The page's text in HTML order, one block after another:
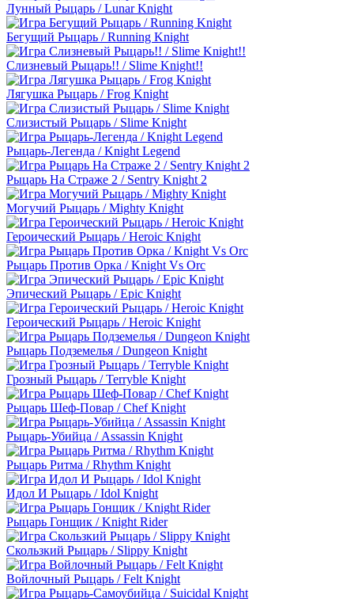
Лунный Рыцарь / Lunar Knight
Бегущий Рыцарь / Running Knight
Слизневый Рыцарь!! / Slime Knight!!
Лягушка Рыцарь / Frog Knight
Слизистый Рыцарь / Slime Knight
Рыцарь-Легенда / Knight Legend
Рыцарь На Страже 2 / Sentry Knight 2
Могучий Рыцарь / Mighty Knight
Героический Рыцарь / Heroic Knight
Рыцарь Против Орка / Knight Vs Orc
Эпический Рыцарь / Epic Knight
Героический Рыцарь / Heroic Knight
Рыцарь Подземелья / Dungeon Knight
Грозный Рыцарь / Terryble Knight
Рыцарь Шеф-Повар / Chef Knight
Рыцарь-Убийца / Assassin Knight
Рыцарь Ритма / Rhythm Knight
Идол И Рыцарь / Idol Knight
Рыцарь Гонщик / Knight Rider
Скользкий Рыцарь / Slippy Knight
Войлочный Рыцарь / Felt Knight